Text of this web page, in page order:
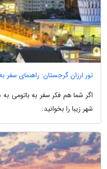
تور ارزان گرجستان: راهنمای سفر
اگر شما هم فکر سفر به باتومی به
شهر زیبا را بخوانید: